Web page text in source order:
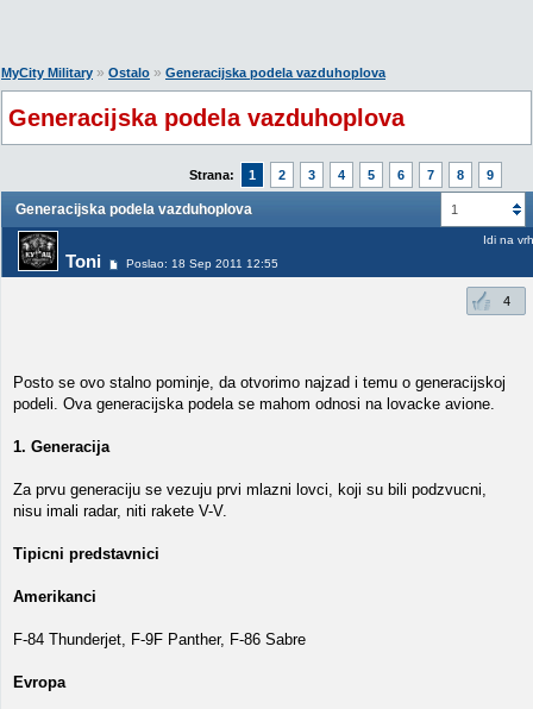
MyCity Military » Ostalo » Generacijska podela vazduhoplova
Generacijska podela vazduhoplova
Strana: 1 2 3 4 5 6 7 8 9
1
Generacijska podela vazduhoplova
Toni Poslao: 18 Sep 2011 12:55
Idi na vrh
4
Posto se ovo stalno pominje, da otvorimo najzad i temu o generacijskoj
podeli. Ova generacijska podela se mahom odnosi na lovacke avione.
1. Generacija
Za prvu generaciju se vezuju prvi mlazni lovci, koji su bili podzvucni,
nisu imali radar, niti rakete V-V.
Tipicni predstavnici
Amerikanci
F-84 Thunderjet, F-9F Panther, F-86 Sabre
Evropa